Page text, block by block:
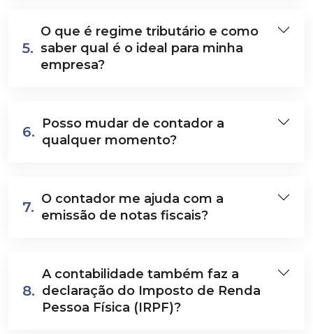
5.
O que é regime tributário e como
saber qual é o ideal para minha
empresa?
6. Posso mudar de contador a
qualquer momento?
7. O contador me ajuda com a
emissão de notas fiscais?
8.
A contabilidade também faz a
declaração do Imposto de Renda
Pessoa Física (IRPF)?